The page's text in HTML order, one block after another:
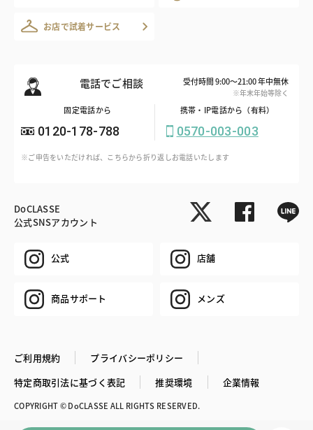
お店で試着サービス
電話でご相談 受付時間 9:00～21:00 年中無休
※年末年始等除く
固定電話から
0120-178-788
携帯・IP電話から（有料）
0570-003-003
※ご申告をいただければ、こちらから折り返しお電話いたします
DoCLASSE
公式SNSアカウント
公式 店舗
商品サポート メンズ
ご利用規約
プライバシーポリシー
特定商取引法に基づく表記
推奨環境 企業情報
COPYRIGHT © DoCLASSE ALL RIGHTS RESERVED.